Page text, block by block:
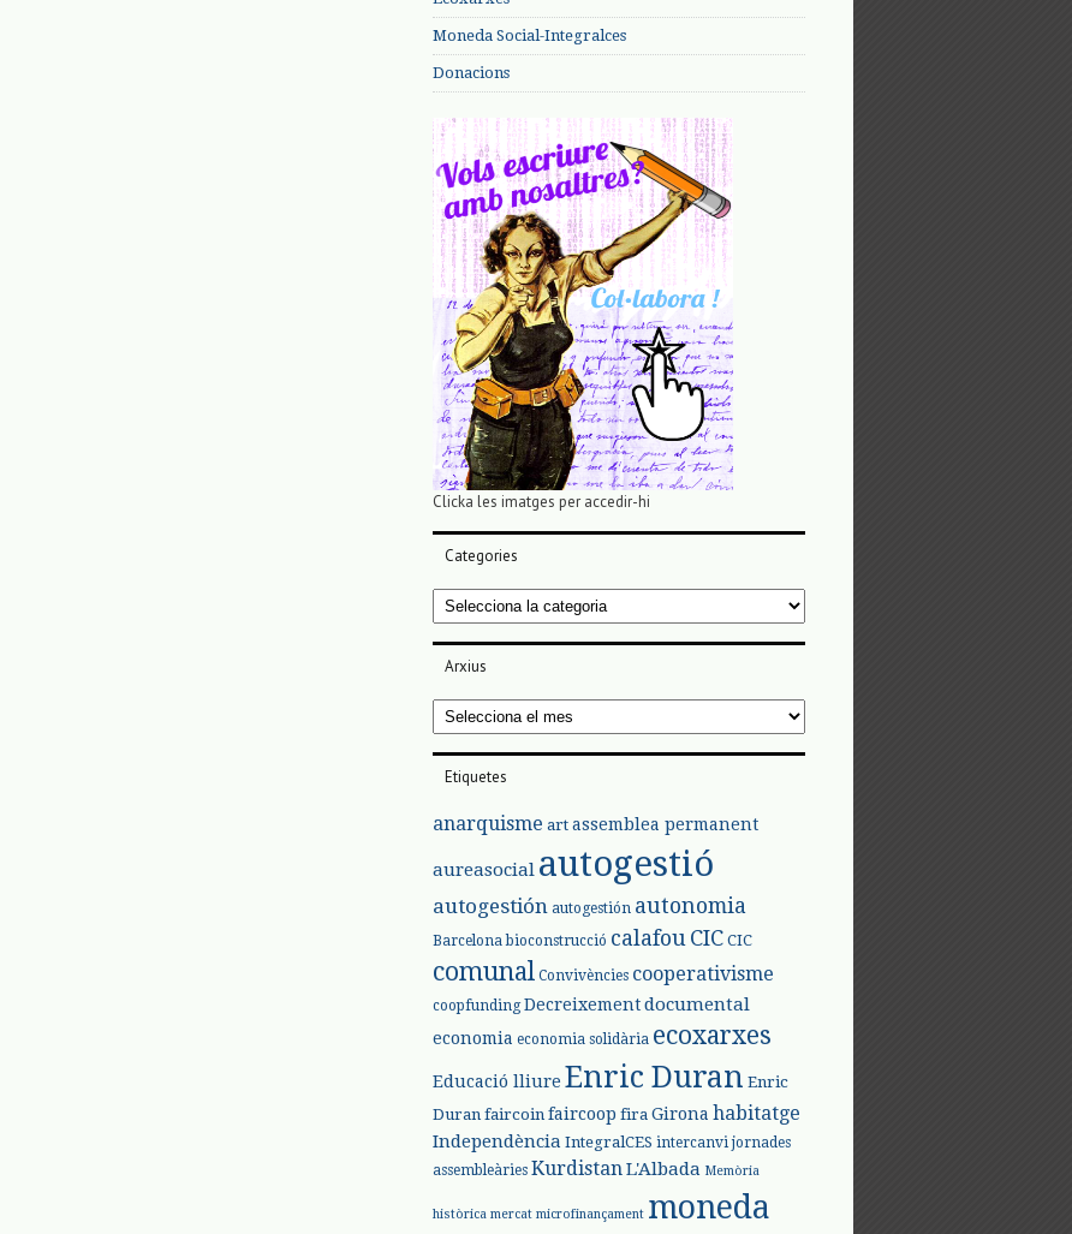
Moneda Social-Integralces
Donacions
Clicka les imatges per accedir-hi
Categories
Categories
Arxius
Arxius
Etiquetes
anarquisme art assemblea permanent
aureasocial autogestió
autogestión autogestión autonomia
Barcelona bioconstrucció calafou CIC CIC
comunal Convivències cooperativisme
coopfunding Decreixementdocumental
economia economia solidària ecoxarxes
Educació lliure Enric Duran Enric
Duran faircoin faircoop fira Girona habitatge
Independència IntegralCES intercanvi jornades
assembleàries Kurdistan L'Albada Memòria
històrica mercat microfinançament moneda